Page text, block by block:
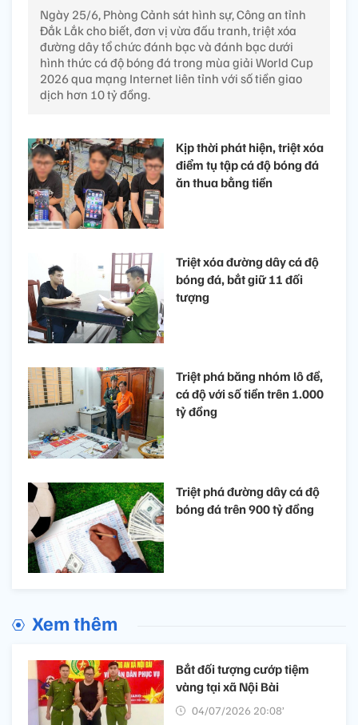
Ngày 25/6, Phòng Cảnh sát hình sự, Công an tỉnh
Đắk Lắk cho biết, đơn vị vừa đấu tranh, triệt xóa
đường dây tổ chức đánh bạc và đánh bạc dưới
hình thức cá độ bóng đá trong mùa giải World Cup
2026 qua mạng Internet liên tỉnh với số tiền giao
dịch hơn 10 tỷ đồng.
Kịp thời phát hiện, triệt xóa
điểm tụ tập cá độ bóng đá
ăn thua bằng tiền
Triệt xóa đường dây cá độ
bóng đá, bắt giữ 11 đối
tượng
Triệt phá băng nhóm lô đề,
cá độ với số tiền trên 1.000
tỷ đồng
Triệt phá đường dây cá độ
bóng đá trên 900 tỷ đồng
Xem thêm
Bắt đối tượng cướp tiệm
vàng tại xã Nội Bài
04/07/2026 20:08’